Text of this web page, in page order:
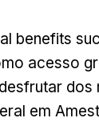
benefits
acesso
dos
em